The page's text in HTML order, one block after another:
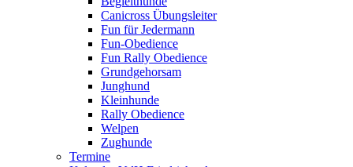
Canicross Übungsleiter
Fun für Jedermann
Fun-Obedience
Fun Rally Obedience
Grundgehorsam
Junghund
Kleinhunde
Rally Obedience
Welpen
Zughunde
Termine